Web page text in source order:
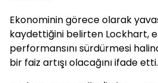
Ekonominin görece olarak
kaydettiğini belirten Lockhart,
performansını sürdürmesi
bir faiz artışı olacağını ifade etti.